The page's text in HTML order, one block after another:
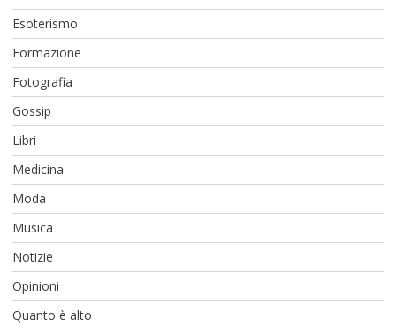
Esoterismo
Formazione
Fotografia
Gossip
Libri
Medicina
Moda
Musica
Notizie
Opinioni
Quanto è alto